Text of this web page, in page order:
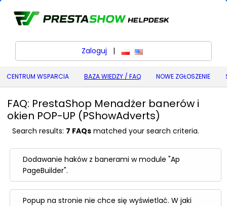
Zaloguj | polskiEnglish (United States)
CENTRUM WSPARCIA BAZA WIEDZY / FAQ NOWE ZGŁOSZENIE
FAQ: PrestaShop Menadżer banerów i
okien POP-UP (PShowAdverts)
Search results: 7 FAQs matched your search criteria.
Dodawanie haków z banerami w module "Ap
PageBuilder".
Popup na stronie nie chce się wyświetlać. W jaki